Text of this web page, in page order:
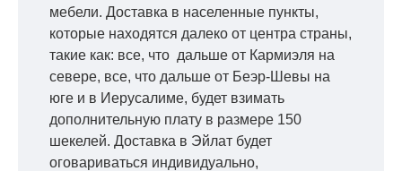
мебели. Доставка в населенные пункты,
которые находятся далеко от центра страны,
такие как: все, что дальше от Кармиэля на
севере, все, что дальше от Беэр-Шевы на
юге и в Иерусалиме, будет взимать
дополнительную плату в размере 150
шекелей. Доставка в Эйлат будет
оговариваться индивидуально,